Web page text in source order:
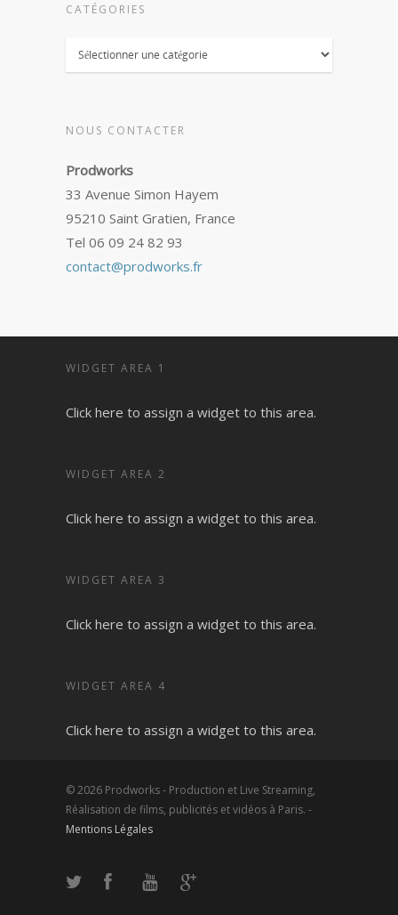
CATÉGORIES
Catégories
NOUS CONTACTER
Prodworks
33 Avenue Simon Hayem
95210 Saint Gratien, France
Tel 06 09 24 82 93
contact@prodworks.fr
WIDGET AREA 1
Click here to assign a widget to this area.
WIDGET AREA 2
Click here to assign a widget to this area.
WIDGET AREA 3
Click here to assign a widget to this area.
WIDGET AREA 4
Click here to assign a widget to this area.
© 2026 Prodworks - Production et Live Streaming,
Réalisation de films, publicités et vidéos à Paris. -
Mentions Légales